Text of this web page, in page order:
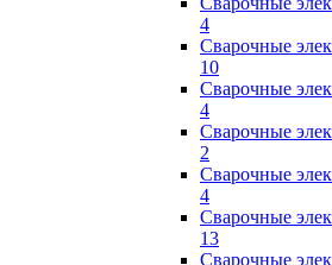
4
Сварочные
10
Сварочные
4
Сварочные
2
Сварочные
4
Сварочные
13
Сварочные